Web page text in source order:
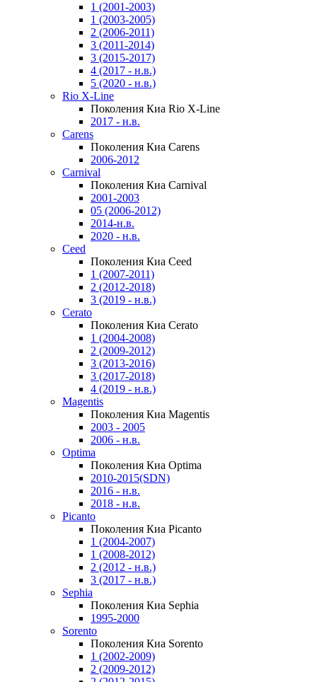
1 (2001-2003)
1 (2003-2005)
2 (2006-2011)
3 (2011-2014)
3 (2015-2017)
4 (2017 - н.в.)
5 (2020 - н.в.)
Rio X-Line
Поколения Киа Rio X-Line
2017 - н.в.
Carens
Поколения Киа Carens
2006-2012
Carnival
Поколения Киа Carnival
2001-2003
05 (2006-2012)
2014-н.в.
2020 - н.в.
Ceed
Поколения Киа Ceed
1 (2007-2011)
2 (2012-2018)
3 (2019 - н.в.)
Cerato
Поколения Киа Cerato
1 (2004-2008)
2 (2009-2012)
3 (2013-2016)
3 (2017-2018)
4 (2019 - н.в.)
Magentis
Поколения Киа Magentis
2003 - 2005
2006 - н.в.
Optima
Поколения Киа Optima
2010-2015(SDN)
2016 - н.в.
2018 - н.в.
Picanto
Поколения Киа Picanto
1 (2004-2007)
1 (2008-2012)
2 (2012 - н.в.)
3 (2017 - н.в.)
Sephia
Поколения Киа Sephia
1995-2000
Sorento
Поколения Киа Sorento
1 (2002-2009)
2 (2009-2012)